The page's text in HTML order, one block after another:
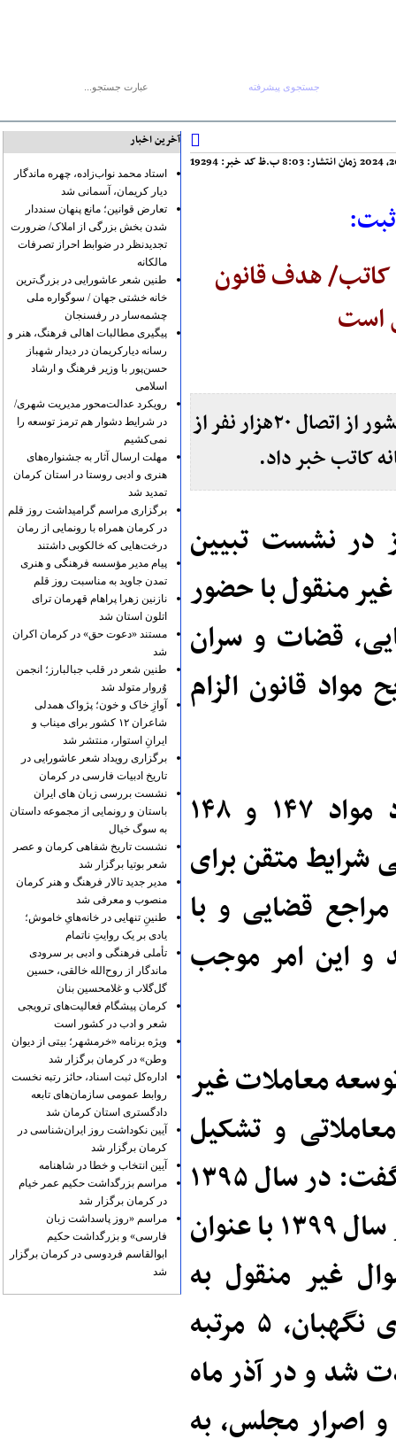
جستجوی پیشرفته
کد خبر: 19294
کاتب/ هدف قانون
است
معاون امور املاک و کاداستر سازمان ثبت اسناد و املاک کشور از اتصال ۲۰هزار نفر از
کاتب خبر داد.
در نشست تبیین
منقول با حضور
قضات و سران
قانون الزام
وی اظهار داشت: در گذشته به استناد مواد ۱۴۷ و ۱۴۸
شرایط متقن برای
قضایی و با
و این امر موجب
معاملات غیر
و تشکیل
پرونده‌های متعدد در محاکم قضایی شد، گفت: در سال ۱۳۹۵
طرح ارتقاء اعتبار اسناد رسمی مطرح و در سال ۱۳۹۹ با عنوان
غیر منقول به
تصویب رسید اما به علت مخالفت شورای نگهبان، ۵ مرتبه
شد و در آذر ماه
و اصرار مجلس، به
آخرین اخبار
استاد محمد نواب‌زاده، چهره ماندگار
دیار کریمان، آسمانی شد
تعارض قوانین؛ مانع پنهان سنددار
شدن بخش بزرگی از املاک/ ضرورت
تجدیدنظر در ضوابط احراز تصرفات
مالکانه
طنین شعر عاشورایی در بزرگ‌ترین
خانه خشتی جهان / سوگواره ملی
چشمه‌سار در رفسنجان
پیگیری مطالبات اهالی فرهنگ، هنر و
رسانه دیارکریمان در دیدار شهباز
حسن‌پور با وزیر فرهنگ و ارشاد
اسلامی
رویکرد عدالت‌محور مدیریت شهری/
در شرایط دشوار هم ترمز توسعه را
نمی‌کشیم
مهلت ارسال آثار به جشنواره‌های
هنری و ادبی روستا در استان کرمان
تمدید شد
برگزاری مراسم گرامیداشت روز قلم
در کرمان همراه با رونمایی از رمان
درخت‌هایی که خالکوبی داشتند
پیام مدیر مؤسسه فرهنگی و هنری
تمدن جاوید به مناسبت روز قلم
نازنین زهرا پراهام قهرمان ترای
اتلون استان شد
مستند «دعوت حق» در کرمان اکران
شد
طنین شعر در قلب جبالبارز؛ انجمن
وُروار متولد شد
آوازِ خاک و خون؛ پژواک همدلی
شاعران ۱۲ کشور برای میناب و
ایرانِ استوار، منتشر شد
برگزاری رویداد شعر عاشورایی در
تاریخ ادبیات فارسی در کرمان
نشست بررسی زبان های ایران
باستان و رونمایی از مجموعه داستان
به سوگ خیال
نشست تاریخ شفاهی کرمان و عصر
شعر بوتیا برگزار شد
مدیر جدید تالار فرهنگ و هنر کرمان
منصوب و معرفی شد
طنینِ تنهایی در خانه‌هایِ خاموش؛
یادی بر یک روایتِ ناتمام
تأملی فرهنگی و ادبی بر سرودی
ماندگار از روح‌الله خالقی، حسین
گل‌گلاب و غلامحسین بنان
کرمان پیشگام فعالیت‌های ترویجی
شعر و ادب در کشور است
ویژه برنامه «خرمشهر؛ بیتی از دیوان
وطن» در کرمان برگزار شد
اداره‌کل ثبت اسناد، حائز رتبه نخست
روابط عمومی سازمان‌های تابعه
دادگستری استان کرمان شد
آیین نکوداشت روز ایران‌شناسی در
کرمان برگزار شد
آیین انتخاب و خطا در شاهنامه
مراسم بزرگداشت حکیم عمر خیام
در کرمان برگزار شد
مراسم «روز پاسداشت زبان
فارسی» و بزرگداشت حکیم
ابوالقاسم فردوسی در کرمان برگزار
شد